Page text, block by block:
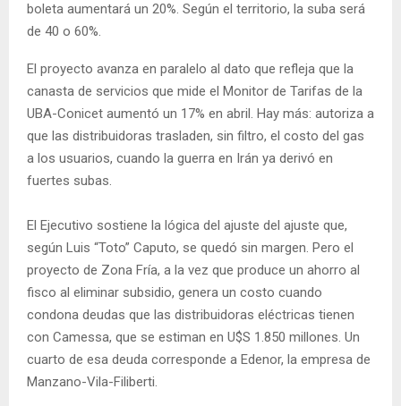
boleta aumentará un 20%. Según el territorio, la suba será
de 40 o 60%.
El proyecto avanza en paralelo al dato que refleja que la
canasta de servicios que mide el Monitor de Tarifas de la
UBA-Conicet aumentó un 17% en abril. Hay más: autoriza a
que las distribuidoras trasladen, sin filtro, el costo del gas
a los usuarios, cuando la guerra en Irán ya derivó en
fuertes subas.
El Ejecutivo sostiene la lógica del ajuste del ajuste que,
según Luis “Toto” Caputo, se quedó sin margen. Pero el
proyecto de Zona Fría, a la vez que produce un ahorro al
fisco al eliminar subsidio, genera un costo cuando
condona deudas que las distribuidoras eléctricas tienen
con Camessa, que se estiman en U$S 1.850 millones. Un
cuarto de esa deuda corresponde a Edenor, la empresa de
Manzano-Vila-Filiberti.